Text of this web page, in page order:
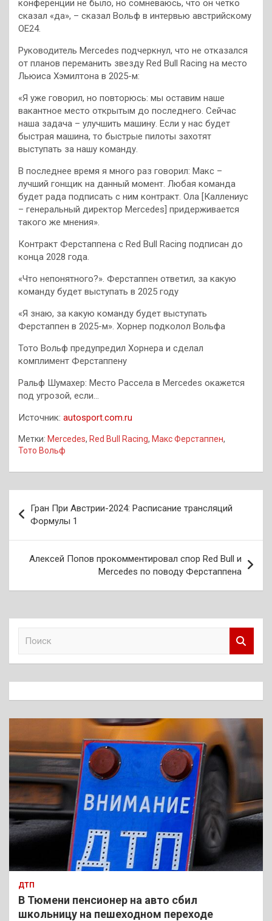
конференции не было, но сомневаюсь, что он четко
сказал «да», – сказал Вольф в интервью австрийскому
OE24.
Руководитель Mercedes подчеркнул, что не отказался
от планов переманить звезду Red Bull Racing на место
Льюиса Хэмилтона в 2025-м:
«Я уже говорил, но повторюсь: мы оставим наше
вакантное место открытым до последнего. Сейчас
наша задача – улучшить машину. Если у нас будет
быстрая машина, то быстрые пилоты захотят
выступать за нашу команду.
В последнее время я много раз говорил: Макс –
лучший гонщик на данный момент. Любая команда
будет рада подписать с ним контракт. Ола [Каллениус
– генеральный директор Mercedes] придерживается
такого же мнения».
Контракт Ферстаппена с Red Bull Racing подписан до
конца 2028 года.
«Что непонятного?». Ферстаппен ответил, за какую
команду будет выступать в 2025 году
«Я знаю, за какую команду будет выступать
Ферстаппен в 2025-м». Хорнер подколол Вольфа
Тото Вольф предупредил Хорнера и сделал
комплимент Ферстаппену
Ральф Шумахер: Место Рассела в Mercedes окажется
под угрозой, если…
Источник: autosport.com.ru
Метки: Mercedes, Red Bull Racing, Макс Ферстаппен,
Тото Вольф
по
записям
Гран При Австрии-2024: Расписание трансляций
Формулы 1
Алексей Попов прокомментировал спор Red Bull и
Mercedes по поводу Ферстаппена
к
ДТП
В Тюмени пенсионер на авто сбил
школьницу на пешеходном переходе